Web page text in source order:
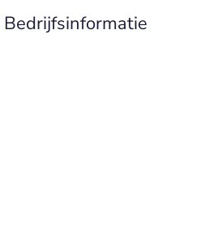
Bedrijfsinformatie